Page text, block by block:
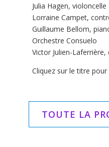
Julia Hagen, violoncelle
Lorraine Campet,
Guillaume Bellom,
Orchestre Consuelo
Victor Julien-Laferrière,
Cliquez sur le titre pour
TOUTE LA